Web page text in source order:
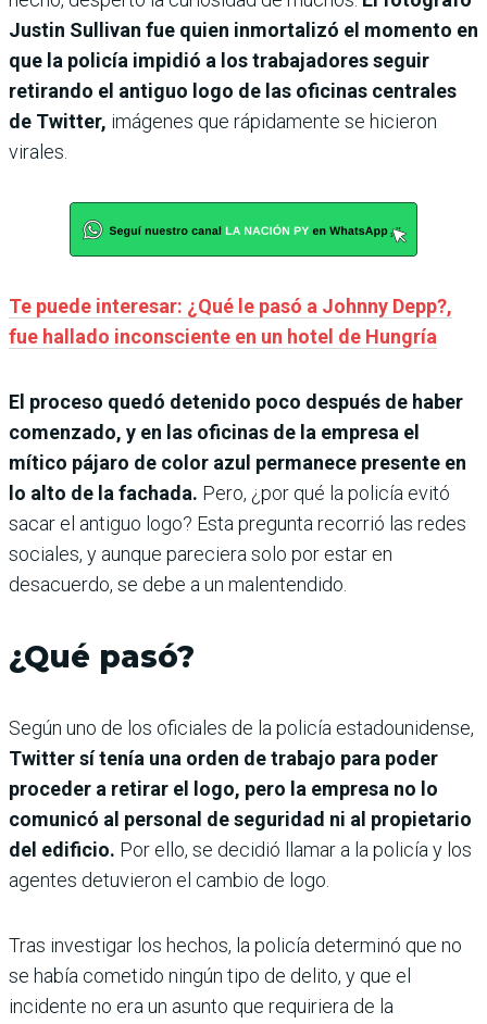
Justin Sullivan fue quien inmortalizó el momento en
que la policía impidió a los trabajadores seguir
retirando el antiguo logo de las oficinas centrales
de Twitter, imágenes que rápidamente se hicieron
virales.
Te puede interesar: ¿Qué le pasó a Johnny Depp?,
fue hallado inconsciente en un hotel de Hungría
El proceso quedó detenido poco después de haber
comenzado, y en las oficinas de la empresa el
mítico pájaro de color azul permanece presente en
lo alto de la fachada. Pero, ¿por qué la policía evitó
sacar el antiguo logo? Esta pregunta recorrió las redes
sociales, y aunque pareciera solo por estar en
desacuerdo, se debe a un malentendido.
¿Qué pasó?
Según uno de los oficiales de la policía estadounidense,
Twitter sí tenía una orden de trabajo para poder
proceder a retirar el logo, pero la empresa no lo
comunicó al personal de seguridad ni al propietario
del edificio. Por ello, se decidió llamar a la policía y los
agentes detuvieron el cambio de logo.
Tras investigar los hechos, la policía determinó que no
se había cometido ningún tipo de delito, y que el
incidente no era un asunto que requiriera de la